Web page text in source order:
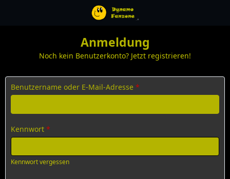
Anmeldung
Noch kein Benutzerkonto? Jetzt registrieren!
Benutzername oder E-Mail-Adresse *
Kennwort *
Kennwort vergessen